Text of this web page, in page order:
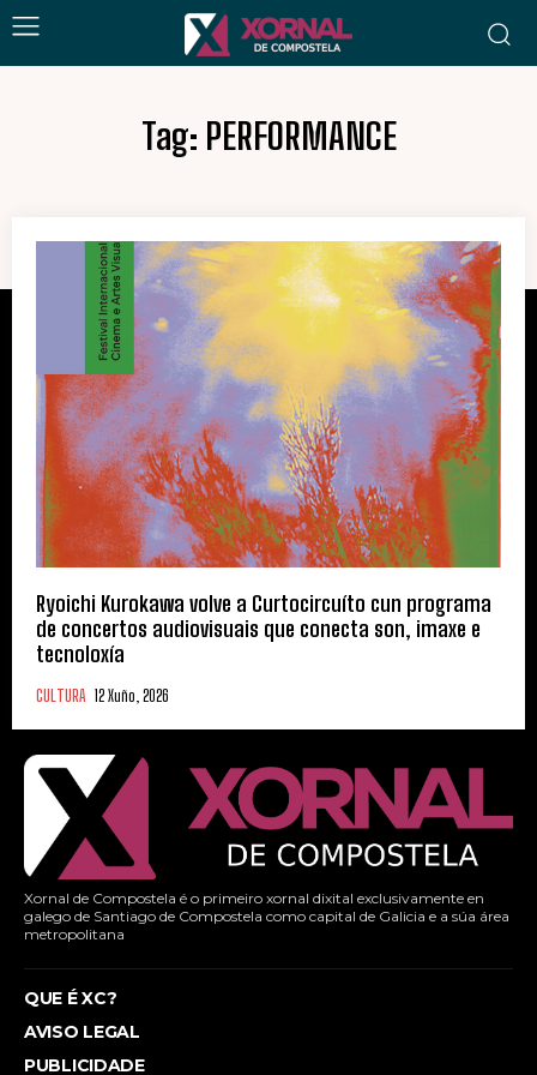
Tag: PERFORMANCE
Ryoichi Kurokawa volve a Curtocircuíto cun programa
de concertos audiovisuais que conecta son, imaxe e
tecnoloxía
CULTURA 12 Xuño, 2026
Xornal de Compostela é o primeiro xornal dixital exclusivamente en
galego de Santiago de Compostela como capital de Galicia e a súa área
metropolitana
QUE É XC?
AVISO LEGAL
PUBLICIDADE